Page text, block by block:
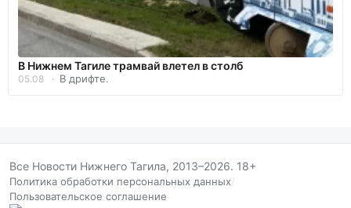
В Нижнем Тагиле трамвай влетел в столб
05.08 В дрифте.
Все Новости Нижнего Тагила, 2013–2026. 18+
Политика обработки персональных данных/
Пользовательское соглашение